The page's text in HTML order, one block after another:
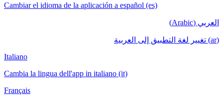
Cambiar el idioma de la aplicación a español (es)
العربي (Arabic)
(ar) تغيير لغة التطبيق إلى العربية
Italiano
Cambia la lingua dell'app in italiano (it)
Français